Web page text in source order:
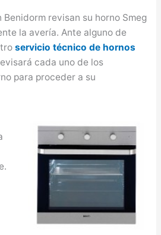
revisan su horno Smeg
la avería. Ante alguno de
servicio técnico de hornos
cada uno de los
para proceder a su